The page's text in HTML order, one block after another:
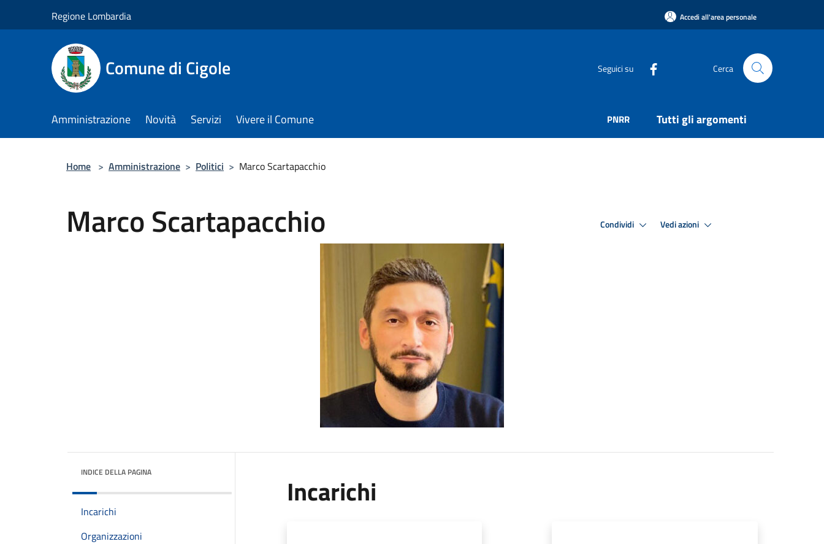
Regione Lombardia Accedi all'area personale
Comune di Cigole Seguici su Cerca
Amministrazione Novità Servizi Vivere il Comune PNRR Tutti gli argomenti
Home > Amministrazione > Politici > Marco Scartapacchio
Marco Scartapacchio Condividi Vedi azioni
INDICE DELLA PAGINA
Incarichi
Organizzazioni
Incarichi